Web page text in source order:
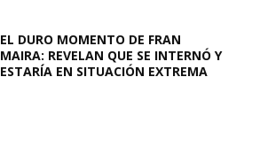
EL DURO MOMENTO DE FRAN
MAIRA: REVELAN QUE SE INTERNÓ Y
ESTARÍA EN SITUACIÓN EXTREMA